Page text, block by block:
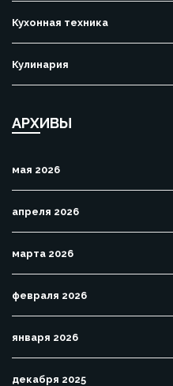
Кухонная техника
Кулинария
АРХИВЫ
мая 2026
апреля 2026
марта 2026
февраля 2026
января 2026
декабря 2025